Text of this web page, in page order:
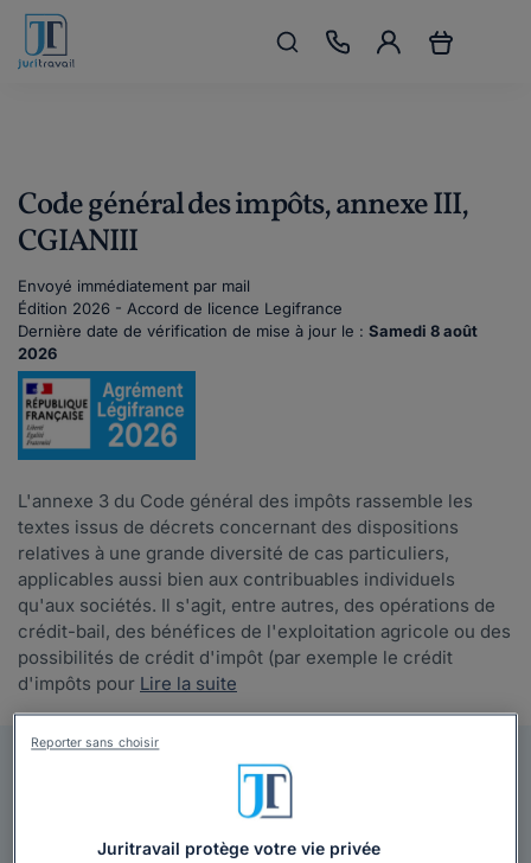
Code général des impôts, annexe III,
CGIANIII
Envoyé immédiatement par mail
Édition 2026 - Accord de licence Legifrance
Dernière date de vérification de mise à jour le : Samedi 8 août
2026
L'annexe 3 du Code général des impôts rassemble les
textes issus de décrets concernant des dispositions
relatives à une grande diversité de cas particuliers,
applicables aussi bien aux contribuables individuels
qu'aux sociétés. Il s'agit, entre autres, des opérations de
crédit-bail, des bénéfices de l'exploitation agricole ou des
possibilités de crédit d'impôt (par exemple le crédit
d'impôts pour Lire la suite
9,38€ HT
Votre Code général des impôts, annexe III, CGIANIII au
Juritravail protège votre vie privée
Reporter sans choisir